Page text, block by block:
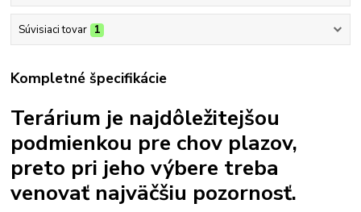
Súvisiaci tovar 1
Kompletné špecifikácie
Terárium je najdôležitejšou
podmienkou pre chov plazov,
preto pri jeho výbere treba
venovať najväčšiu pozornosť.